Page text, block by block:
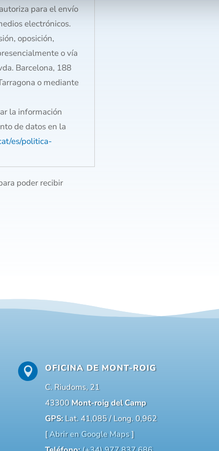
para el envío
electrónicos.
oposición,
o vía
Barcelona, 188
o mediante
la información
de datos en la
es/politica-
poder recibir

OFICINA DE MONT-ROIG
C. Riudoms, 21
43300Mont-roig del Camp
GPS:Lat. 41,085 / Long. 0,962
[Abrir en Google Maps]